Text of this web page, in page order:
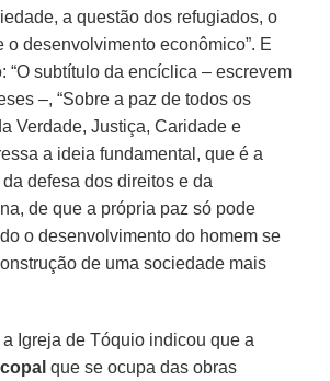
a questão dos refugiados, o
o desenvolvimento econômico”. E
“O subtítulo da encíclica – escrevem
–, “Sobre a paz de todos os
Verdade, Justiça, Caridade e
a ideia fundamental, que é a
defesa dos direitos e da
de que a própria paz só pode
o desenvolvimento do homem se
de uma sociedade mais
a Igreja de Tóquio indicou que a
que se ocupa das obras